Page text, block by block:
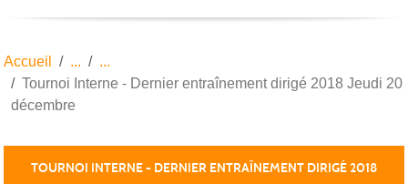
Accueil
Tournoi Interne - Dernier entraînement dirigé 2018 Jeudi 20
décembre
TOURNOI INTERNE - DERNIER ENTRAÎNEMENT DIRIGÉ 2018